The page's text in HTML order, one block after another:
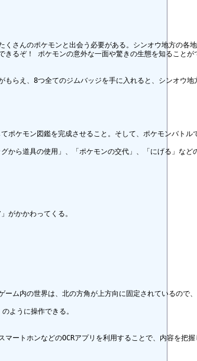
さんのポケモンと出会う必要がある。シンオウ地方の各
るぞ！ ポケモンの意外な一面や驚きの生態を知ることが
え、8つ全てのジムバッジを手に入れると、シンオ
ケモン図鑑を完成させること。そして、ポケモンバト
道具の使用」、「ポケモンの交代」、「にげる
がかかわってくる。
ム内の世界は、北の方角が上方向に固定されているので
ように操作できる。
ートホンなどのOCRアプリを利用することで、内容を把